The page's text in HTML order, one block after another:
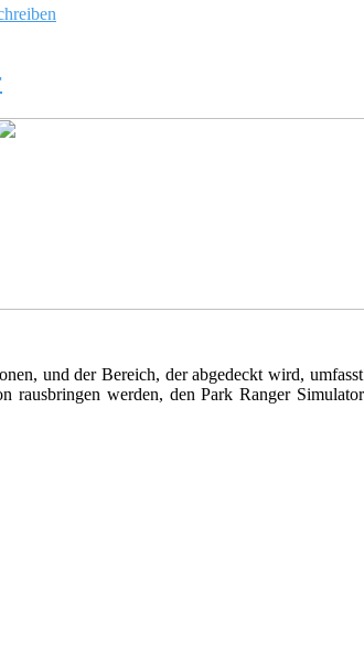
und der Bereich, der abgedeckt wird,
rausbringen werden, den Park Ranger